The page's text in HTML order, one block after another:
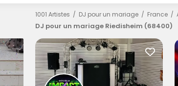
1001 Artistes DJ pour un mariage France
DJ pour un mariage Riedisheim (68400)